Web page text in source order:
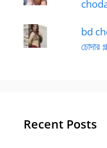
bd
চোদার
Recent Posts